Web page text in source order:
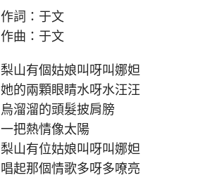
作詞：于文
作曲：于文
梨山有個姑娘叫呀叫娜妲
她的兩顆眼睛水呀水汪汪
烏溜溜的頭髮披肩膀
一把熱情像太陽
梨山有位姑娘叫呀叫娜妲
唱起那個情歌多呀多嘹亮